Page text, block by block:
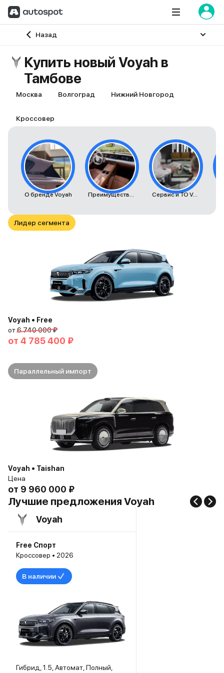
Назад
Главная
Купить новый Voyah в
Тамбове
Москва Волгоград Нижний Новгород
Кроссовер
О бренде Voyah Преимущества автомобилей Voyah Сервис и ТО Voyah
Лидер сегмента
Voyah • Free
от6 740 000 ₽
от 4 785 400 ₽
Параллельный импорт
Voyah • Taishan
Цена
от 9 960 000 ₽
Лучшие предложения Voyah
Voyah
Free Спорт
Кроссовер • 2026
В наличии
Гибрид, 1.5, Автомат, Полный,